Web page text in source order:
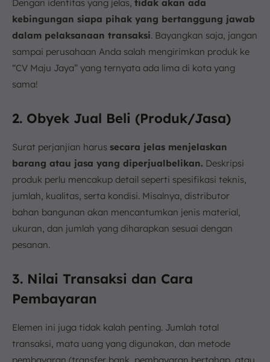
Dengan identitas yang jelas, tidak akan ada
kebingungan siapa pihak yang bertanggung jawab
dalam pelaksanaan transaksi. Bayangkan saja, jangan
sampai perusahaan Anda salah mengirimkan produk ke
“CV Maju Jaya” yang ternyata ada lima di kota yang
sama!
2. Obyek Jual Beli (Produk/Jasa)
Surat perjanjian harus secara jelas menjelaskan
barang atau jasa yang diperjualbelikan. Deskripsi
produk perlu mencakup detail seperti spesifikasi teknis,
jumlah, kualitas, serta kondisi. Misalnya, distributor
bahan bangunan akan mencantumkan jenis material,
ukuran, dan jumlah yang diharapkan sesuai dengan
pesanan.
3. Nilai Transaksi dan Cara
Pembayaran
Elemen ini juga tidak kalah penting. Jumlah total
transaksi, mata uang yang digunakan, dan metode